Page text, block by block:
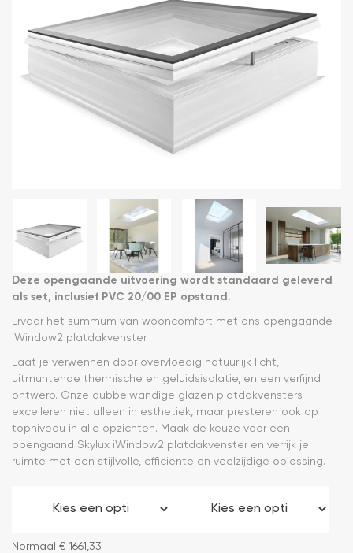
Deze opengaande uitvoering wordt standaard geleverd
als set, inclusief PVC 20/00 EP opstand.
Ervaar het summum van wooncomfort met ons opengaande
iWindow2 platdakvenster.
Laat je verwennen door overvloedig natuurlijk licht,
uitmuntende thermische en geluidsisolatie, en een verfijnd
ontwerp. Onze dubbelwandige glazen platdakvensters
excelleren niet alleen in esthetiek, maar presteren ook op
topniveau in alle opzichten. Maak de keuze voor een
opengaand Skylux iWindow2 platdakvenster en verrijk je
ruimte met een stijlvolle, efficiënte en veelzijdige oplossing.
Normaal €1661,33